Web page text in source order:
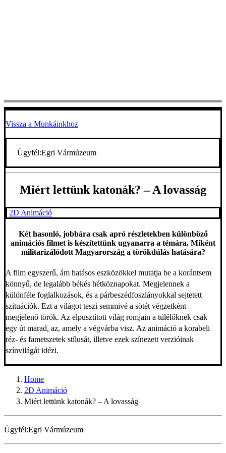
Vissza a Munkáinkhoz
Ügyfél:Egri Vármúzeum
Miért lettünk katonák? – A lovasság
2D Animáció
Két hasonló, jobbára csak apró részletekben különböző
animációs filmet is készítettünk ugyanarra a témára. Miként
militarizálódott Magyarország a törökdúlás hatására?
A film egyszerű, ám hatásos eszközökkel mutatja be a korántsem
könnyű, de legalább békés hétköznapokat. Megjelennek a
különféle foglalkozások, és a párbeszédfoszlányokkal sejtetett
szituációk. Ezt a világot teszi semmivé a sötét végzetként
megjelenő török. Az elpusztított világ romjain a túlélőknek csak
egy út marad, az, amely a végvárba visz. Az animáció a korabeli
réz- és fametszetek stílusát, illetve ezek színezett verzióinak
színvilágát idézi.
Home
2D Animáció
Miért lettünk katonák? – A lovasság
Ügyfél:Egri Vármúzeum